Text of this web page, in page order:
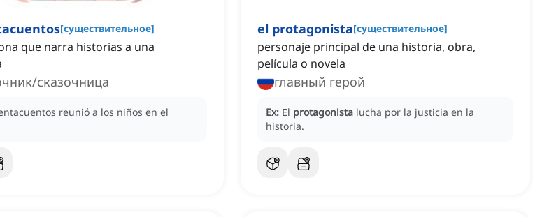
[существительное]
que narra historias a una
сказочница
reunió a los niños en el
el protagonista[существительное]
personaje principal de una historia, obra,
película o novela
главный герой
Ex: El protagonista lucha por la justicia en la
historia.